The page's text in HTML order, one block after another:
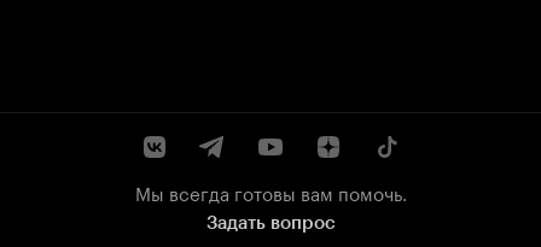
Мы всегда готовы вам помочь.
Задать вопрос